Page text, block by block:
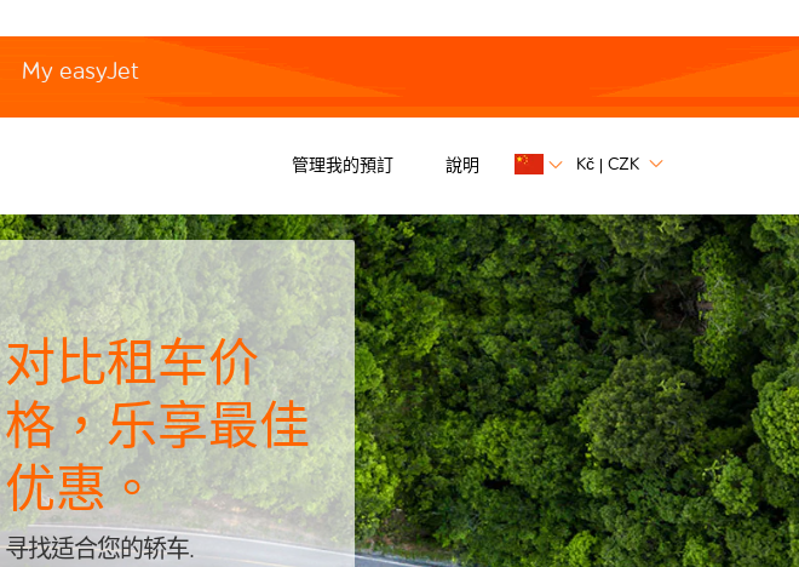
My easyJet
管理我的預訂 說明 Kč | CZK
对比租车价
格，乐享最佳
优惠。
寻找适合您的轿车.